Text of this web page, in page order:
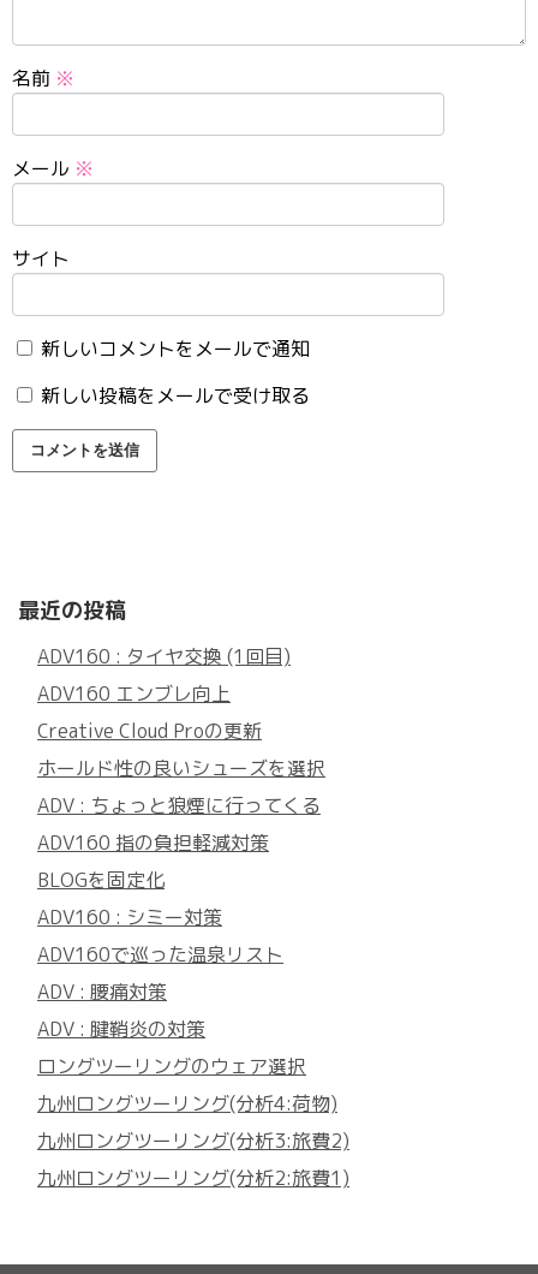
名前 ※
メール ※
サイト
新しいコメントをメールで通知
新しい投稿をメールで受け取る
最近の投稿
ADV160 : タイヤ交換 (1回目)
ADV160 エンブレ向上
Creative Cloud Proの更新
ホールド性の良いシューズを選択
ADV : ちょっと狼煙に行ってくる
ADV160 指の負担軽減対策
BLOGを固定化
ADV160 : シミー対策
ADV160で巡った温泉リスト
ADV : 腰痛対策
ADV : 腱鞘炎の対策
ロングツーリングのウェア選択
九州ロングツーリング(分析4:荷物)
九州ロングツーリング(分析3:旅費2)
九州ロングツーリング(分析2:旅費1)